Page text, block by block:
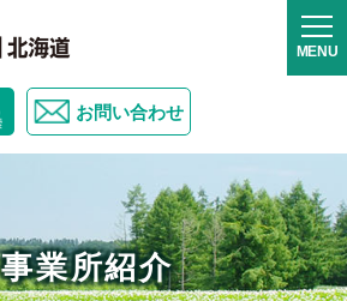
お問い合わせ
事業所紹介